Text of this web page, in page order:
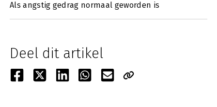
Als angstig gedrag normaal geworden is
Deel dit artikel